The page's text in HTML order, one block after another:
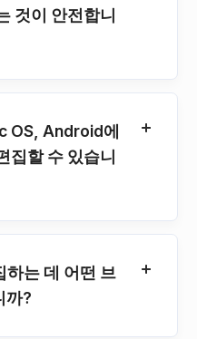
것이 안전합니
OS, Android에
집할 수 있습니
하는 데 어떤 브
까?